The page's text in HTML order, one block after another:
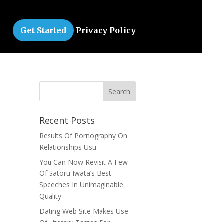
Get Started Privacy Policy
Recent Posts
Results Of Pornography On
Relationships Usu
You Can Now Revisit A Few
Of Satoru Iwata’s Best
Speeches In Unimaginable
Quality
Dating Web Site Makes Use